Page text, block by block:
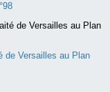
de Versailles au Plan